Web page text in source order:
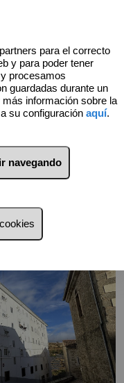
para el correcto
y para poder tener
procesamos
guardadas durante un
información sobre la
su configuración aquí.
navegando